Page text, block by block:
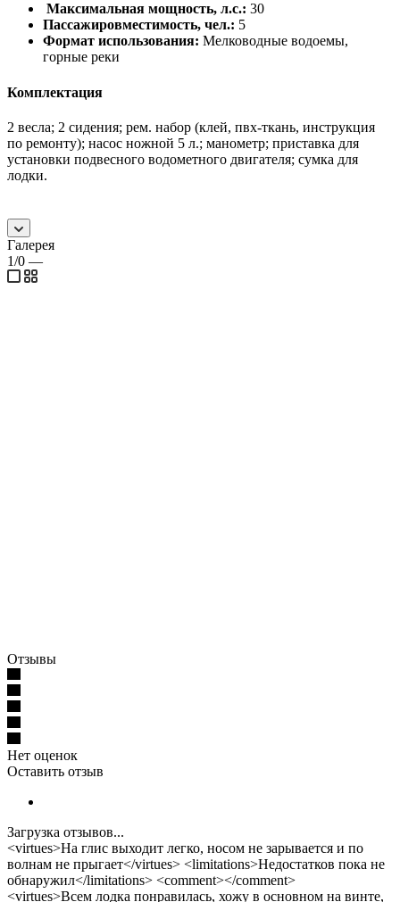
Максимальная мощность, л.с.: 30
Пассажировместимость, чел.: 5
Формат использования: Мелководные водоемы,
горные реки
Комплектация
2 весла; 2 сидения; рем. набор (клей, пвх-ткань, инструкция
по ремонту); насос ножной 5 л.; манометр; приставка для
установки подвесного водометного двигателя; сумка для
лодки.
Галерея
1/0 —
Отзывы
Нет оценок
Оставить отзыв
Загрузка отзывов...
<virtues>На глис выходит легко, носом не зарывается и по
волнам не прыгает</virtues> <limitations>Недостатков пока не
обнаружил</limitations> <comment></comment>
<virtues>Всем лодка понравилась, хожу в основном на винте,